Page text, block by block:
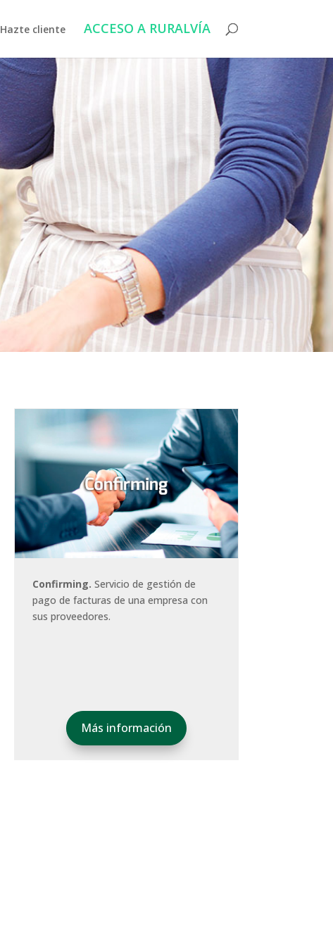
Hazte cliente ACCESO A RURALVÍA
Confirming. Servicio de gestión de
pago de facturas de una empresa con
sus proveedores.
Más información